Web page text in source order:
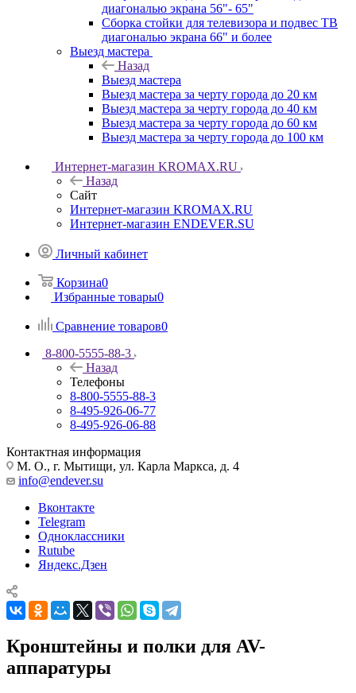
диагональю экрана 56"- 65"
Сборка стойки для телевизора и подвес ТВ
диагональю экрана 66" и более
Выезд мастера
Назад
Выезд мастера
Выезд мастера за черту города до 20 км
Выезд мастера за черту города до 40 км
Выезд мастера за черту города до 60 км
Выезд мастера за черту города до 100 км
Интернет-магазин KROMAX.RU
Назад
Сайт
Интернет-магазин KROMAX.RU
Интернет-магазин ENDEVER.SU
Личный кабинет
Корзина0
Избранные товары0
Сравнение товаров0
8-800-5555-88-3
Назад
Телефоны
8-800-5555-88-3
8-495-926-06-77
8-495-926-06-88
Контактная информация
М. О., г. Мытищи, ул. Карла Маркса, д. 4
info@endever.su
Вконтакте
Telegram
Одноклассники
Rutube
Яндекс.Дзен
Кронштейны и полки для AV-
аппаратуры